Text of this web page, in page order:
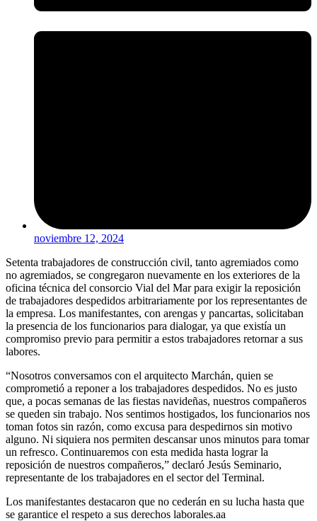
noviembre 12, 2024
Setenta trabajadores de construcción civil, tanto agremiados como
no agremiados, se congregaron nuevamente en los exteriores de la
oficina técnica del consorcio Vial del Mar para exigir la reposición
de trabajadores despedidos arbitrariamente por los representantes de
la empresa. Los manifestantes, con arengas y pancartas, solicitaban
la presencia de los funcionarios para dialogar, ya que existía un
compromiso previo para permitir a estos trabajadores retornar a sus
labores.
“Nosotros conversamos con el arquitecto Marchán, quien se
comprometió a reponer a los trabajadores despedidos. No es justo
que, a pocas semanas de las fiestas navideñas, nuestros compañeros
se queden sin trabajo. Nos sentimos hostigados, los funcionarios nos
toman fotos sin razón, como excusa para despedirnos sin motivo
alguno. Ni siquiera nos permiten descansar unos minutos para tomar
un refresco. Continuaremos con esta medida hasta lograr la
reposición de nuestros compañeros,” declaró Jesús Seminario,
representante de los trabajadores en el sector del Terminal.
Los manifestantes destacaron que no cederán en su lucha hasta que
se garantice el respeto a sus derechos laborales.aa